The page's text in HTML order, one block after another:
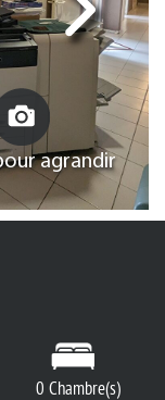
agrandir
0 Chambre(s)